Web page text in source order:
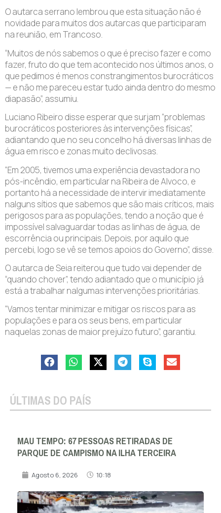
O autarca serrano lembrou que esta situação não é
novidade para muitos dos autarcas que participaram
na reunião, em Trancoso.
“Muitos de nós sabemos o que é preciso fazer e como
fazer, fruto do que tem acontecido nos últimos anos, o
que pedimos é menos constrangimentos burocráticos
— e não me pareceu estar tudo ainda dentro do mesmo
diapasão”, assumiu.
Luciano Ribeiro disse esperar que surjam “problemas
burocráticos posteriores às intervenções físicas”,
adiantando que no seu concelho há diversas linhas de
água em risco e zonas muito declivosas.
“Em 2005, tivemos uma experiência devastadora no
pós-incêndio, em particular na Ribeira de Alvoco, e
portanto há a necessidade de intervir imediatamente
nalguns sítios que sabemos que são mais críticos, mais
perigosos para as populações, tendo a noção que é
impossível salvaguardar todas as linhas de água, de
escorrência ou principais. Depois, por aquilo que
percebi, logo se vê se temos apoios do Governo”, disse.
O autarca de Seia reiterou que tudo vai depender de
“quando chover”, tendo adiantado que o município já
está a trabalhar nalgumas intervenções prioritárias.
“Vamos tentar minimizar e mitigar os riscos para as
populações e para os seus bens, em particular
naquelas zonas de maior prejuízo futuro”, garantiu.
ÚLTIMAS DO PAÍS
MAU TEMPO: 67 PESSOAS RETIRADAS DE
PARQUE DE CAMPISMO NA ILHA TERCEIRA
Agosto 6, 2026 10:18